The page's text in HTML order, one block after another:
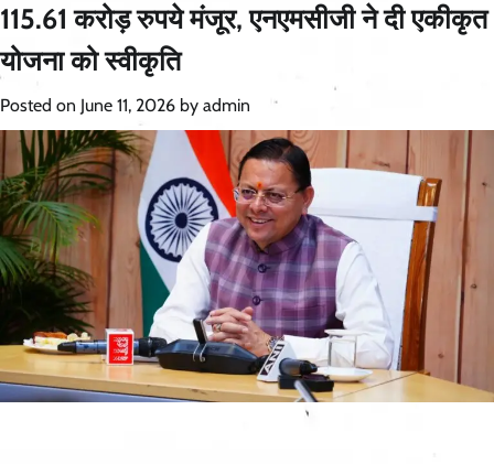
115.61 करोड़ रुपये मंजूर, एनएमसीजी ने दी एकीकृत
योजना को स्वीकृति
Posted on June 11, 2026 by admin